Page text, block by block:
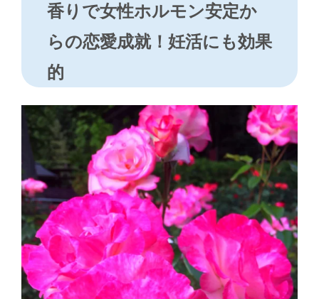
香りで女性ホルモン安定か
らの恋愛成就！妊活にも効果
的